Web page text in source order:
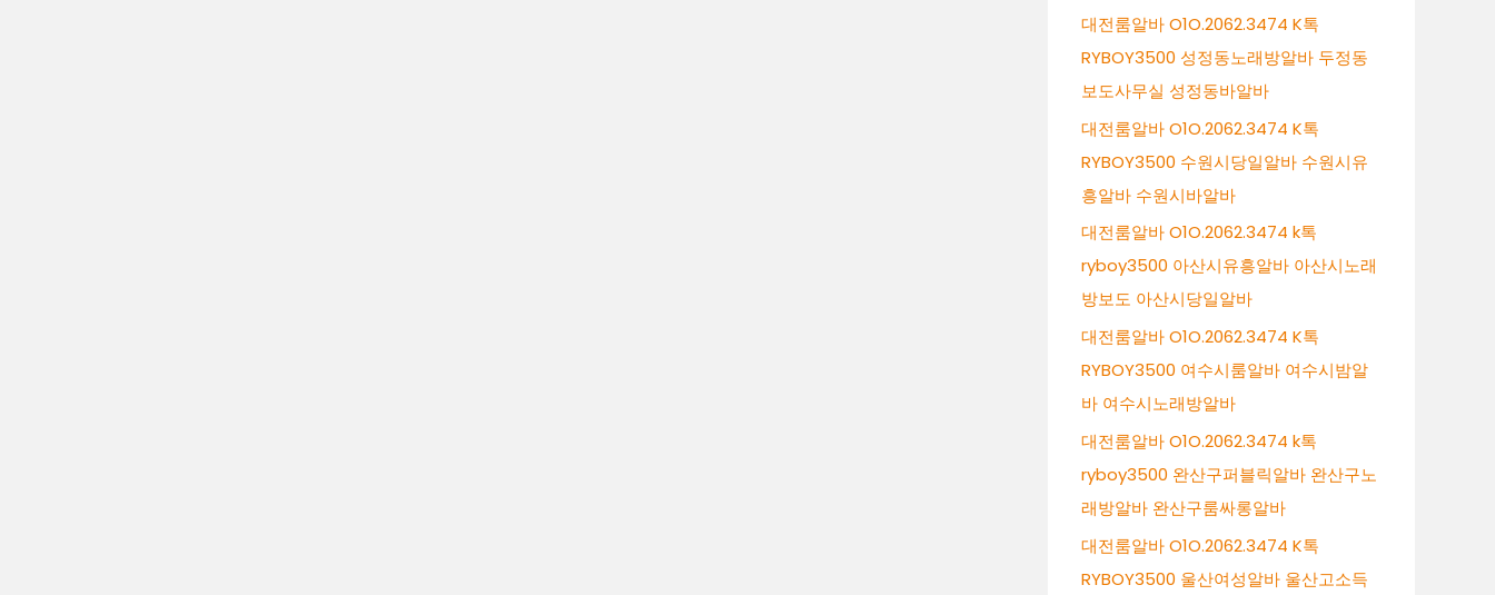
대전룸알바 O1O.2062.3474 K톡
RYBOY3500 성정동노래방알바 두정동
보도사무실 성정동바알바
대전룸알바 O1O.2062.3474 K톡
RYBOY3500 수원시당일알바 수원시유
흥알바 수원시바알바
대전룸알바 O1O.2062.3474 k톡
ryboy3500 아산시유흥알바 아산시노래
방보도 아산시당일알바
대전룸알바 O1O.2062.3474 K톡
RYBOY3500 여수시룸알바 여수시밤알
바 여수시노래방알바
대전룸알바 O1O.2062.3474 k톡
ryboy3500 완산구퍼블릭알바 완산구노
래방알바 완산구룸싸롱알바
대전룸알바 O1O.2062.3474 K톡
RYBOY3500 울산여성알바 울산고소득